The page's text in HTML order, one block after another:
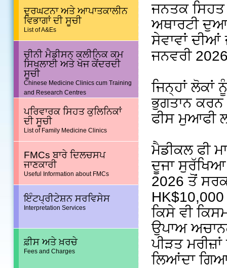
ਦੁਰਘਟਨਾ ਅਤੇ ਆਪਾਤਕਾਲੀਨ
ਵਿਭਾਗਾਂ ਦੀ ਸੂਚੀ
List of A&Es
ਚੀਨੀ ਮੈਡੀਸਨ ਕਲੀਨਿਕ ਕਮ
ਸਿਖਲਾਈ ਅਤੇ ਖੋਜ ਕੇਂਦਰਦੀ
ਸੂਚੀ
Chinese Medicine Clinics cum Training
and Research Centres
ਪਰਿਵਾਰਕ ਸਿਹਤ ਕੁਲਿਨਿਕਾਂ
ਦੀ ਸੂਚੀ
List of Family Medicine Clinics
FMCs ਬਾਰੇ ਦਿਲਚਸਪ
ਜਾਣਕਾਰੀ
Useful Information about FMCs
ਇੰਟਪ੍ਰੀਟੇਸ਼ਨ ਸਰਵਿਸੇਸ
Interpretation Services
ਫ਼ੀਸ ਅਤੇ ਖ਼ਰਚੇ
Fees and Charges
ਜਨਤਕ ਸਿਹਤ
ਅਥਾਰਟੀ
ਸੇਵਾਵਾਂ
ਜਨਵਰੀ
ਜਿਨ੍ਹਾਂ ਲੋਕਾਂ
ਭੁਗਤਾਨ
ਫੀਸ ਮੁਆਫੀ
ਮੈਡੀਕਲ ਫੀ
ਦੂਜਾ ਸੁਰੱਖਿਆ
2026 ਤੋਂ
ਕਿਸੇ ਵੀ
ਉਪਾਅ
ਪੀੜਤ
ਲਿਆਂਦਾ